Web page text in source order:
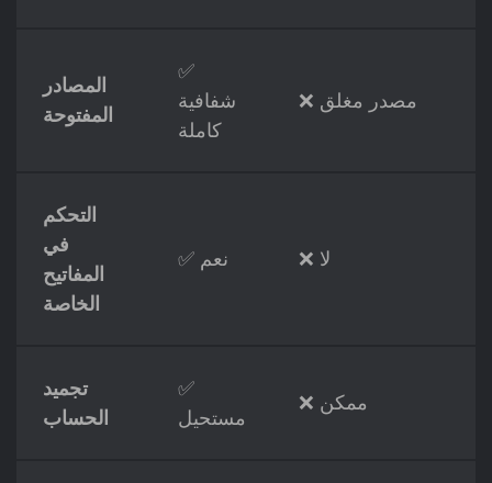
المصادر
المفتوحة
✅
شفافية
كاملة
❌ مصدر مغلق
التحكم
في
المفاتيح
الخاصة
✅ نعم ❌ لا
تجميد
الحساب
✅
مستحيل
❌ ممكن